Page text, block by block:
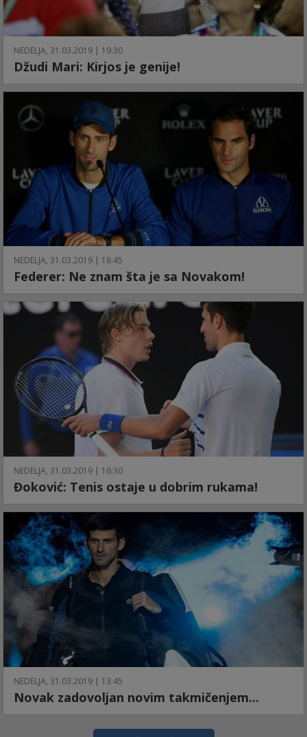
NEDELJA, 31.03.2019 | 19:30
Džudi Mari: Kirjos je genije!
NEDELJA, 31.03.2019 | 18:45
Federer: Ne znam šta je sa Novakom!
NEDELJA, 31.03.2019 | 16:30
Đoković: Tenis ostaje u dobrim rukama!
NEDELJA, 31.03.2019 | 13:45
Novak zadovoljan novim takmičenjem...